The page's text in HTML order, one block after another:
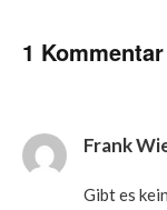
1 Kommentar
Frank
Gibt es